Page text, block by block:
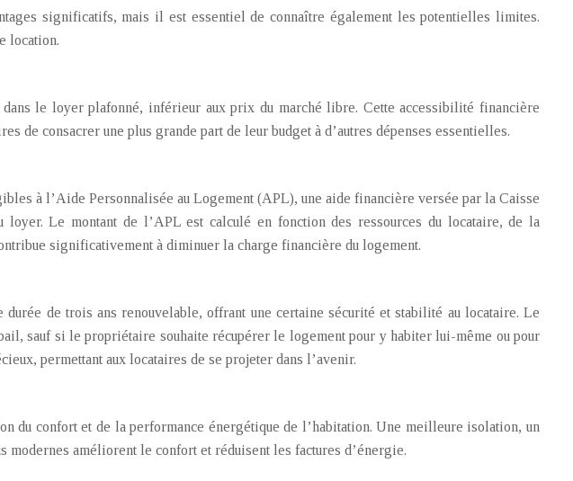
significatifs, mais il est essentiel de connaître également les potentielles limites.
location.
dans le loyer plafonné, inférieur aux prix du marché libre. Cette accessibilité financière
de consacrer une plus grande part de leur budget à d’autres dépenses essentielles.
à l’Aide Personnalisée au Logement (APL), une aide financière versée par la Caisse
Le montant de l’APL est calculé en fonction des ressources du locataire, de la
significativement à diminuer la charge financière du logement.
de trois ans renouvelable, offrant une certaine sécurité et stabilité au locataire. Le
sauf si le propriétaire souhaite récupérer le logement pour y habiter lui-même ou pour
permettant aux locataires de se projeter dans l’avenir.
du confort et de la performance énergétique de l’habitation. Une meilleure isolation, un
modernes améliorent le confort et réduisent les factures d’énergie.